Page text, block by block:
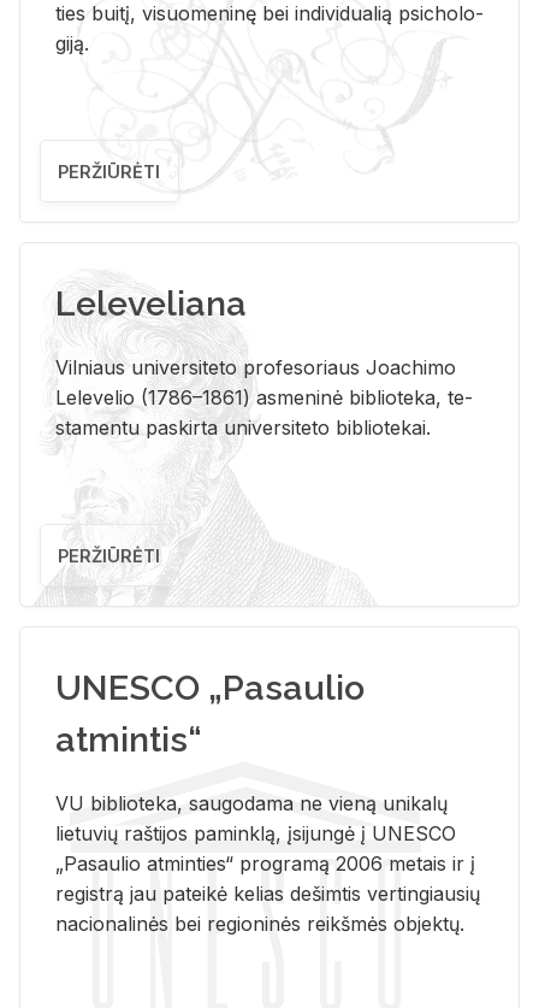
ties bui­tį, vi­suo­me­ni­nę bei in­di­vi­dua­lią psi­cho­lo­
gi­ją.
PERŽIŪRĖTI
Leleveliana
Vil­niaus uni­ver­si­te­to pro­fe­so­riaus Jo­a­chi­mo
Le­le­ve­lio (1786–1861) as­me­ni­nė bi­b­lio­te­ka, te­
sta­men­tu pa­skir­ta uni­ver­si­te­to bi­b­lio­te­kai.
PERŽIŪRĖTI
UNESCO „Pasaulio
atmintis“
VU biblioteka, saugodama ne vieną unikalų
lietuvių raštijos paminklą, įsijungė į UNESCO
„Pasaulio atminties“ programą 2006 metais ir į
registrą jau pateikė kelias dešimtis vertingiausių
nacionalinės bei regioninės reikšmės objektų.